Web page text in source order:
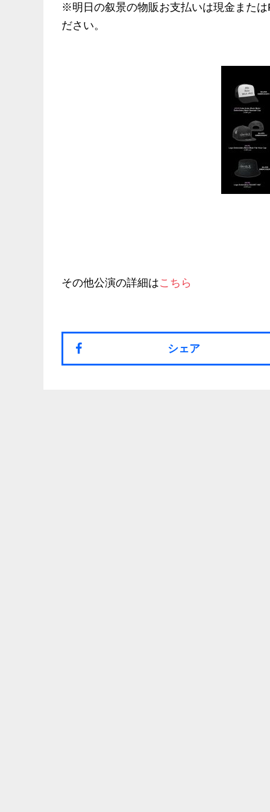
※明日の叙景の物販お支払いは現金また
ださい。
その他公演の詳細はこちら
シェア